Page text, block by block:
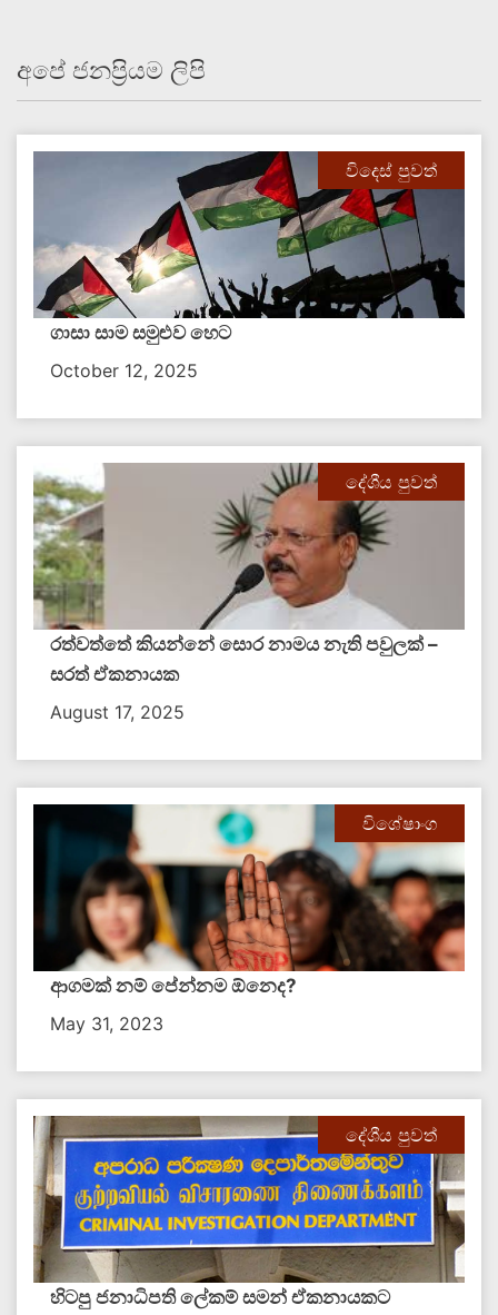
අපේ ජනප්‍රියම ලිපි
විදෙස් පුවත්
ගාසා සාම සමුළුව හෙට
October 12, 2025
දේශීය පුවත්
රත්වත්තේ කියන්නේ සොර නාමය නැති පවුලක් –
සරත් ඒකනායක
August 17, 2025
විශේෂාංග
ආගමක් නම් පේන්නම ඕනෙද?
May 31, 2023
දේශීය පුවත්
හිටපු ජනාධිපති ලේකම් සමන් ඒකනායකට